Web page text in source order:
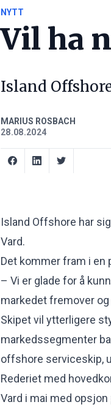
NYTT
Vil ha
Island
MARIUS ROSBACH
28.08.2024
Island Offshore har
Vard.
Det kommer fram i
– Vi er glade for å
markedet fremover
Skipet vil ytterligere
markedssegmenter
offshore serviceskip,
Rederiet med
Vard i mai med